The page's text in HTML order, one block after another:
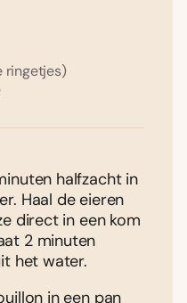
ringetjes)
halfzacht in
Haal de eieren
direct in een kom
2 minuten
het water.
in een pan